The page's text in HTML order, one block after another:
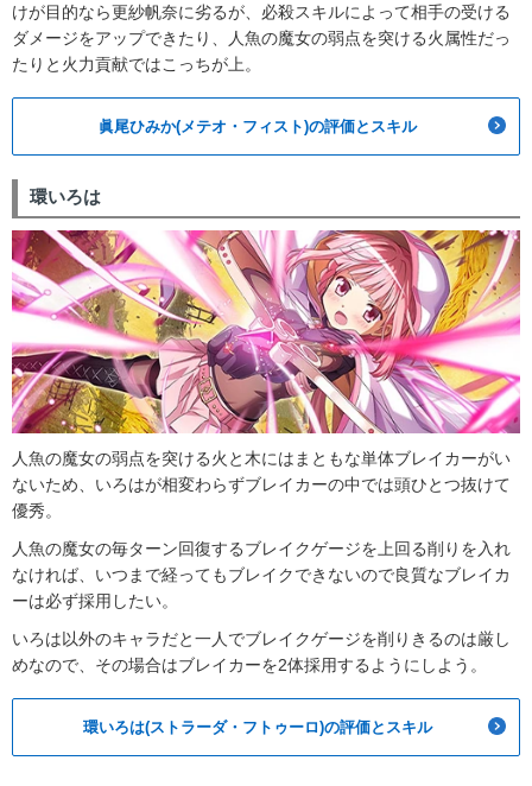
けが目的なら更紗帆奈に劣るが、必殺スキルによって相手の受ける
ダメージをアップできたり、人魚の魔女の弱点を突ける火属性だっ
たりと火力貢献ではこっちが上。
眞尾ひみか(メテオ・フィスト)の評価とスキル
環いろは
人魚の魔女の弱点を突ける火と木にはまともな単体ブレイカーがい
ないため、いろはが相変わらずブレイカーの中では頭ひとつ抜けて
優秀。
人魚の魔女の毎ターン回復するブレイクゲージを上回る削りを入れ
なければ、いつまで経ってもブレイクできないので良質なブレイカ
ーは必ず採用したい。
いろは以外のキャラだと一人でブレイクゲージを削りきるのは厳し
めなので、その場合はブレイカーを2体採用するようにしよう。
環いろは(ストラーダ・フトゥーロ)の評価とスキル